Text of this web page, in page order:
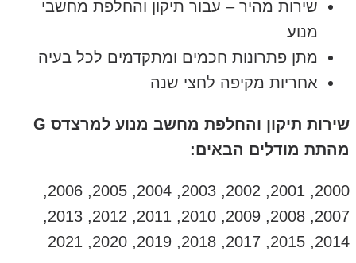
שירות מהיר – עבור תיקון והחלפת מחשבי
מנוע
מתן פתרונות חכמים ומתקדמים לכל בעיה
אחריות מקיפה לחצי שנה
שירות תיקון והחלפת מחשב מנוע למרצדס G
מהתת מודלים הבאים:
2000, 2001, 2002, 2003, 2004, 2005, 2006,
2007, 2008, 2009, 2010, 2011, 2012, 2013,
2014, 2015, 2017, 2018, 2019, 2020, 2021